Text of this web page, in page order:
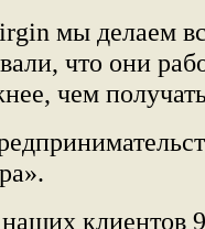
мы делаем
что они
чем
клиентов